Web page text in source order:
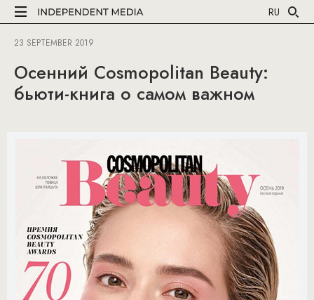
RU
23 SEPTEMBER 2019
Осенний Cosmopolitan Beauty:
бьюти-книга о самом важном